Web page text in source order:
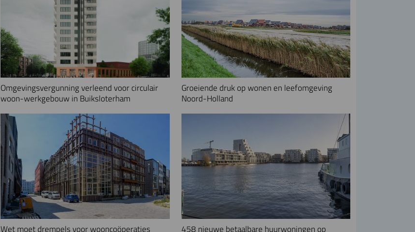
Omgevingsvergunning verleend voor circulair
woon-werkgebouw in Buiksloterham
Groeiende druk op wonen en leefomgeving
Noord-Holland
Wet moet drempels voor wooncoöperaties 458 nieuwe betaalbare huurwoningen op